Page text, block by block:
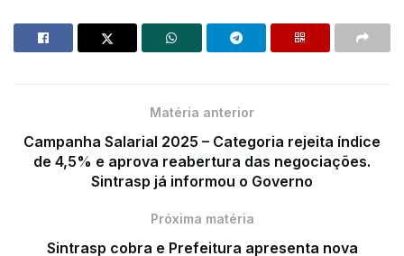
Matéria anterior
Campanha Salarial 2025 – Categoria rejeita índice
de 4,5% e aprova reabertura das negociações.
Sintrasp já informou o Governo
Próxima matéria
Sintrasp cobra e Prefeitura apresenta nova